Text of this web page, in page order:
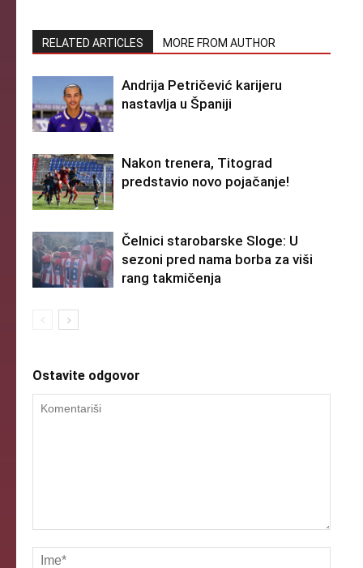
RELATED ARTICLES MORE FROM AUTHOR
Andrija Petričević karijeru
nastavlja u Španiji
Nakon trenera, Titograd
predstavio novo pojačanje!
Čelnici starobarske Sloge: U
sezoni pred nama borba za viši
rang takmičenja
Ostavite odgovor